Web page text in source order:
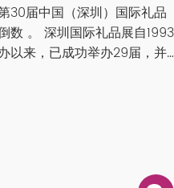
作为专业毛巾生产厂家，
说毛巾的使用卫生问题。
进入梅雨季节，毛巾的使